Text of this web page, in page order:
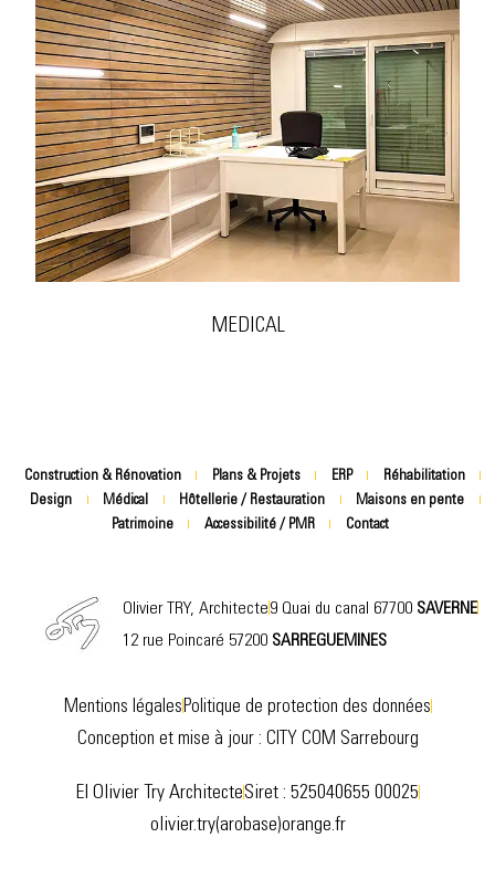
MEDICAL
Construction & Rénovation Plans & Projets ERP
Réhabilitation
Design
Médical Hôtellerie / Restauration
Maisons en pente
Patrimoine
Accessibilité / PMR Contact
Olivier TRY, Architecte9 Quai du canal 67700 SAVERNE
12 rue Poincaré 57200 SARREGUEMINES
Mentions légalesPolitique de protection des données
Conception et mise à jour : CITY COM Sarrebourg
EI Olivier Try ArchitecteSiret : 525040655 00025
olivier.try(arobase)orange.fr